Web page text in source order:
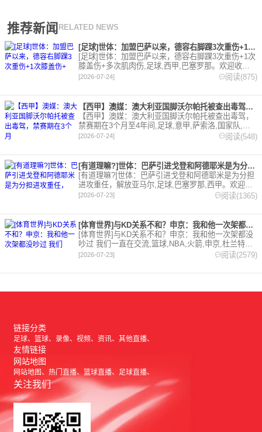
推荐新闻 RELATED NEWS
[足球]世体：加盟巴萨以来，德容右脚踝3次重伤+1次膝盖伤+
[足球]世体：加盟巴萨以来，德容右脚踝3次重伤+1次
膝盖伤+多次肌肉伤,足球,西甲,巴塞罗那。欢迎收藏
本站，24小时为你更新最新的足球，篮球体育资讯。
[2026-07-24] 阅读(875)
【西甲】澳媒：澳大利亚国脚沃尔帕托被查出毒驾，禁赛期在3个月
【西甲】澳媒：澳大利亚国脚沃尔帕托被查出毒驾，
禁赛期在3个月至4年间,足球,意甲,萨索洛,国家队,澳
大利亚,英超,西甲,德甲,法甲,五洲。欢迎收藏本站，
[2026-07-24] 阅读(548)
[有道理嘛?]世体：巴萨引进戈登和阿德耶米是为分担进攻重任，
[有道理嘛?]世体：巴萨引进戈登和阿德耶米是为分担
进攻重任，解放亚马尔,足球,巴塞罗那,西甲。欢迎收
藏本站，24小时为你更新最新的足球，篮球体育资
[2026-07-23] 阅读(1365)
[体育世界]与KD关系不和？申京：我和他一次架都没吵过 我们
[体育世界]与KD关系不和？申京：我和他一次架都没
吵过 我们一直在交流,篮球,NBA,火箭,申京,杜兰特。
欢迎收藏本站，24小时为你更新最新的足球，篮球体
[2026-07-23] 阅读(2579)
链接分类
足球 篮球 录像 视频 资讯 其他直播
友情链接
网站地图
网站地图 热门直播 篮球直播 足球直播
关注我们